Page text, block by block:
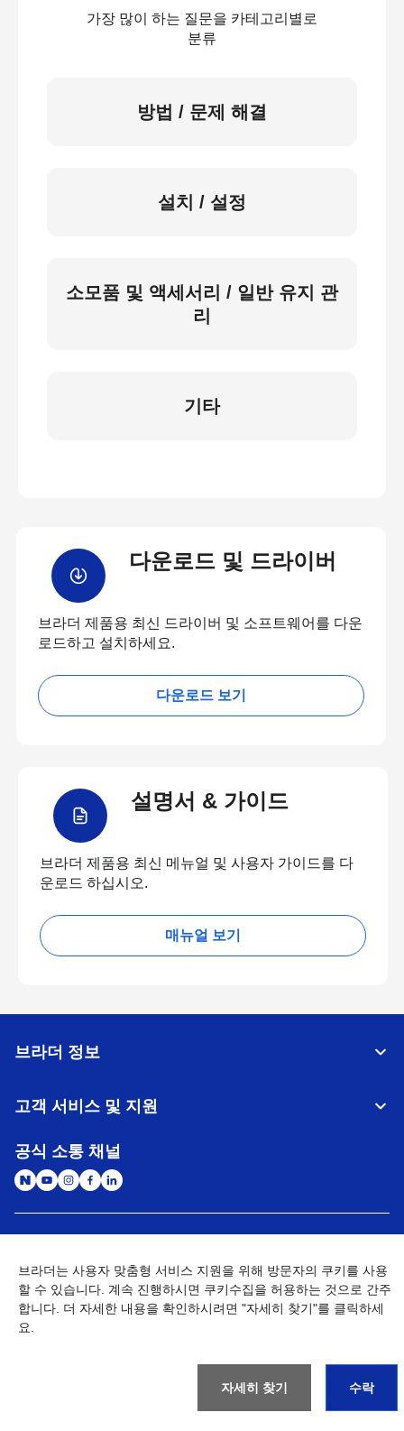
가장 많이 하는 질문을 카테고리별로
분류
방법 / 문제 해결
설치 / 설정
소모품 및 액세서리 / 일반 유지 관
리
기타
다운로드 및 드라이버
브라더 제품용 최신 드라이버 및 소프트웨어를 다운
로드하고 설치하세요.
다운로드 보기
설명서 & 가이드
브라더 제품용 최신 메뉴얼 및 사용자 가이드를 다
운로드 하십시오.
매뉴얼 보기
브라더 정보
고객 서비스 및 지원
공식 소통 채널
개인정보처리방침 이용약관
사이트맵
개인정보취급방침 (Brother Industries, Ltd.)
Go to Global Site
브라더는 사용자 맞춤형 서비스 지원을 위해 방문자의 쿠키를 사용
할 수 있습니다. 계속 진행하시면 쿠키수집을 허용하는 것으로 간주
합니다. 더 자세한 내용을 확인하시려면 "자세히 찾기"를 클릭하세
요.
자세히 찾기 수락